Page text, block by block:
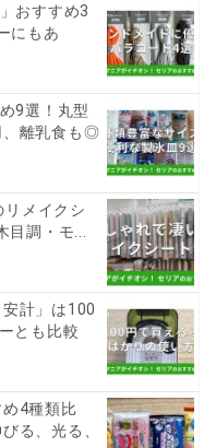
おすすめ3
にもあ
9選！丸型
、離乳食も◎
リメイクシ
調・モ...
計」は100
とも比較
め4種類比
る、光る、